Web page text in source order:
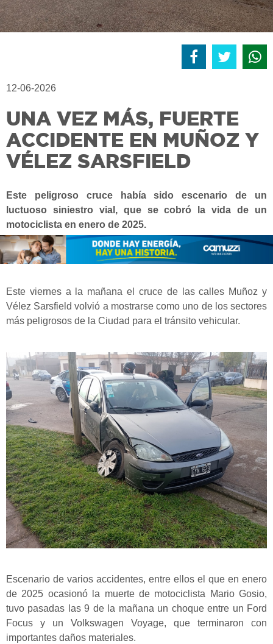
12-06-2026
UNA VEZ MÁS, FUERTE
ACCIDENTE EN MUÑOZ Y
VÉLEZ SARSFIELD
Este peligroso cruce había sido escenario de un
luctuoso siniestro vial, que se cobró la vida de un
motociclista en enero de 2025.
Este viernes a la mañana el cruce de las calles Muñoz y
Vélez Sarsfield volvió a mostrarse como uno de los sectores
más peligrosos de la Ciudad para el tránsito vehicular.
Escenario de varios accidentes, entre ellos el que en enero
de 2025 ocasionó la muerte de motociclista Mario Gosio,
tuvo pasadas las 9 de la mañana un choque entre un Ford
Focus y un Volkswagen Voyage, que terminaron con
importantes daños materiales.